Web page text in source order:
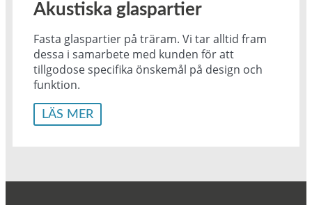
Akustiska glaspartier
Fasta glaspartier på träram. Vi tar alltid fram
dessa i samarbete med kunden för att
tillgodose specifika önskemål på design och
funktion.
LÄS MER